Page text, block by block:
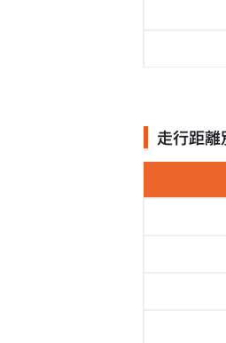
走行距